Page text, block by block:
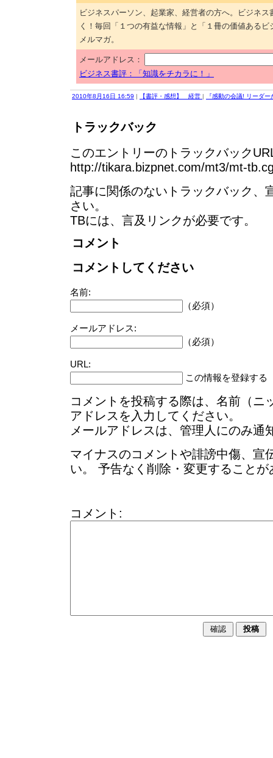
ビジネスパーソン、起業家、経営者の方へ。ビジネ
く！毎回「１つの有益な情報」と「１冊の価値ある
メルマガ。
メールアドレス：
ビジネス書評：「知識をチカラに！」
2010年8月16日 16:59 | 【書評・感想】 経営 | 『感動の会議! リーダ
トラックバック
このエントリーのトラックバック
http://tikara.bizpnet.com/mt3/mt-
記事に関係のないトラックバック、
さい。
TBには、言及リンクが必要です。
コメント
コメントしてください
名前:
（必須）
メールアドレス:
（必須）
URL:
この情報を登録する
コメントを投稿する際は、名前（ニ
アドレスを入力してください。
メールアドレスは、管理人にのみ通
マイナスのコメントや誹謗中傷、宣
い。 予告なく削除・変更することが
コメント: